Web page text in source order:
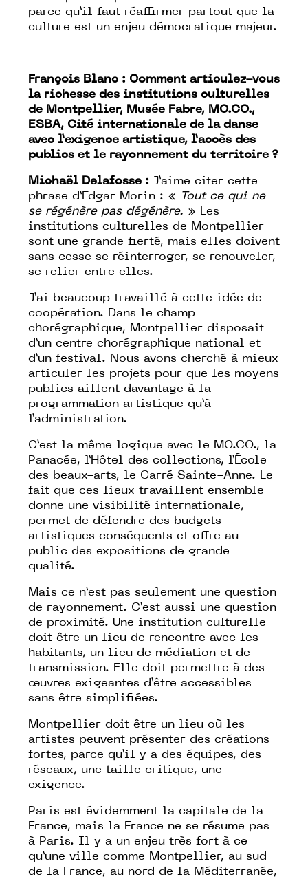
parce qu’il faut réaffirmer partout que la
culture est un enjeu démocratique majeur.
François Blanc : Comment articulez-vous
la richesse des institutions culturelles
de Montpellier, Musée Fabre, MO.CO.,
ESBA, Cité internationale de la danse
avec l’exigence artistique, l’accès des
publics et le rayonnement du territoire ?
Michaël Delafosse : J’aime citer cette
phrase d’Edgar Morin : «
Tout ce qui ne
se régénère pas dégénère. » Les
institutions culturelles de Montpellier
sont une grande fierté, mais elles doivent
sans cesse se réinterroger, se renouveler,
se relier entre elles.
J’ai beaucoup travaillé à cette idée de
coopération. Dans le champ
chorégraphique, Montpellier disposait
d’un centre chorégraphique national et
d’un festival. Nous avons cherché à mieux
articuler les projets pour que les moyens
publics aillent davantage à la
programmation artistique qu’à
l’administration.
C’est la même logique avec le MO.CO., la
Panacée, l’Hôtel des collections, l’École
des beaux-arts, le Carré Sainte-Anne. Le
fait que ces lieux travaillent ensemble
donne une visibilité internationale,
permet de défendre des budgets
artistiques conséquents et offre au
public des expositions de grande
qualité.
Mais ce n’est pas seulement une question
de rayonnement. C’est aussi une question
de proximité. Une institution culturelle
doit être un lieu de rencontre avec les
habitants, un lieu de médiation et de
transmission. Elle doit permettre à des
œuvres exigeantes d’être accessibles
sans être simplifiées.
Montpellier doit être un lieu où les
artistes peuvent présenter des créations
fortes, parce qu’il y a des équipes, des
réseaux, une taille critique, une
exigence.
Paris est évidemment la capitale de la
France, mais la France ne se résume pas
à Paris. Il y a un enjeu très fort à ce
qu’une ville comme Montpellier, au sud
de la France, au nord de la Méditerranée,